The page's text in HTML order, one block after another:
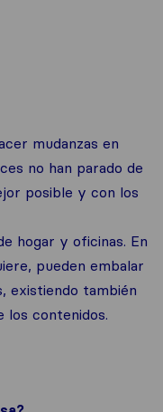
mudanzas en
no han parado de
posible y con los
hogar y oficinas. En
pueden embalar
existiendo también
los contenidos.